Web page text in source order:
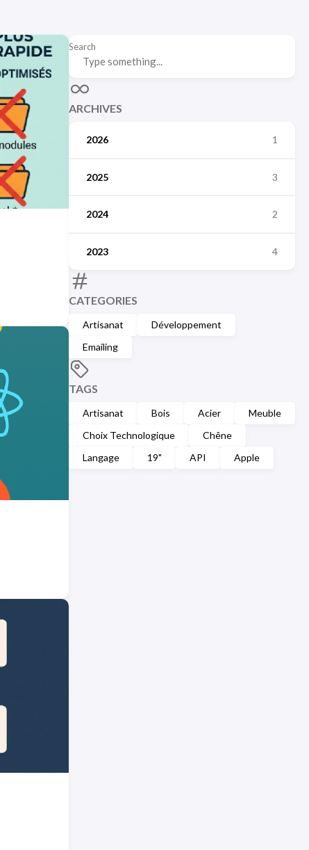
Search
ARCHIVES
2026 1
2025 3
2024 2
2023 4
CATEGORIES
Artisanat
Développement
Emailing
TAGS
Artisanat Bois Acier
Meuble
Choix Technologique
Chêne
Langage
19" API Apple